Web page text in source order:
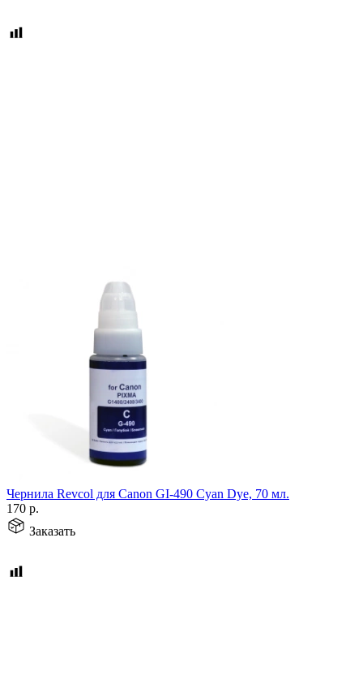
Чернила Revcol для Canon GI-490 Cyan Dye, 70 мл.
170 р.
Заказать